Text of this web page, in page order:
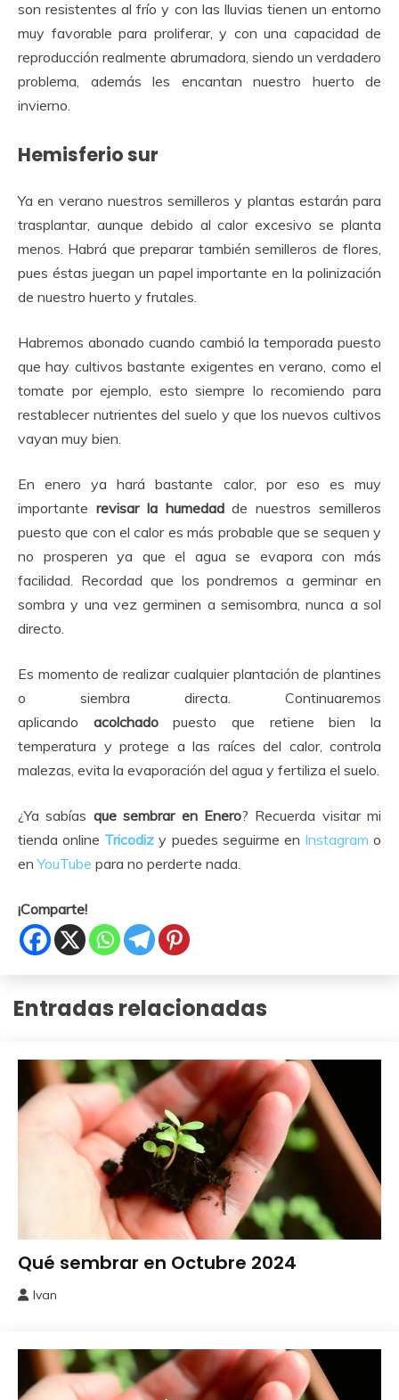
son resistentes al frío y con las lluvias tienen un entorno
muy favorable para proliferar, y con una capacidad de
reproducción realmente abrumadora, siendo un verdadero
problema, además les encantan nuestro huerto de
invierno.
Hemisferio sur
Ya en verano nuestros semilleros y plantas estarán para
trasplantar, aunque debido al calor excesivo se planta
menos. Habrá que preparar también semilleros de flores,
pues éstas juegan un papel importante en la polinización
de nuestro huerto y frutales.
Habremos abonado cuando cambió la temporada puesto
que hay cultivos bastante exigentes en verano, como el
tomate por ejemplo, esto siempre lo recomiendo para
restablecer nutrientes del suelo y que los nuevos cultivos
vayan muy bien.
En enero ya hará bastante calor, por eso es muy
importante revisar la humedadde nuestros semilleros
puesto que con el calor es más probable que se sequen y
no prosperen ya que el agua se evapora con más
facilidad. Recordad que los pondremos a germinar en
sombra y una vez germinen a semisombra, nunca a sol
directo.
Es momento de realizar cualquier plantación de plantines
o siembra directa. Continuaremos
aplicando acolchadopuesto que retiene bien la
temperatura y protege a las raíces del calor, controla
malezas, evita la evaporación del agua y fertiliza el suelo.
¿Ya sabías que sembrar en Enero? Recuerda visitar mi
tienda online Tricodiz y puedes seguirme en Instagram o
enYouTube para no perderte nada.
¡Comparte!
Entradas relacionadas
calendario
de
siembra
Qué sembrar en Octubre 2024
2024
Ivan